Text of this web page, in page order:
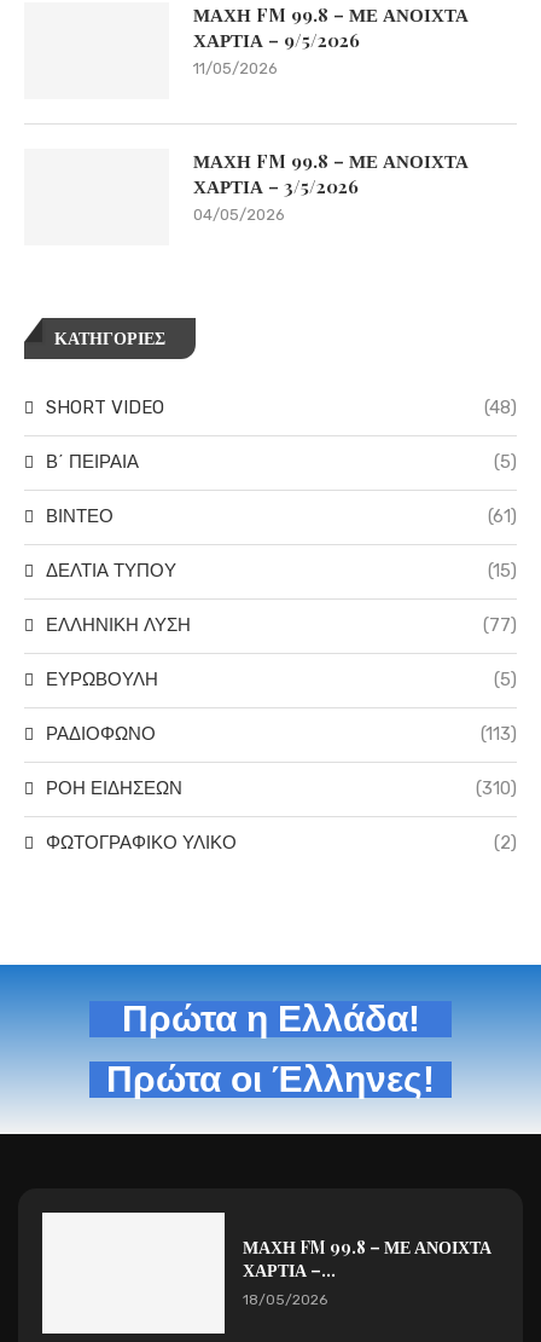
ΜΑΧΗ FM 99.8 – ΜΕ ΑΝΟΙΧΤΑ
ΧΑΡΤΙΑ – 9/5/2026
11/05/2026
ΜΑΧΗ FM 99.8 – ΜΕ ΑΝΟΙΧΤΑ
ΧΑΡΤΙΑ – 3/5/2026
04/05/2026
ΚΑΤΗΓΟΡΙΕΣ
SHORT VIDEO (48)
Β΄ ΠΕΙΡΑΙΑ (5)
ΒΙΝΤΕΟ (61)
ΔΕΛΤΙΑ ΤΥΠΟΥ (15)
ΕΛΛΗΝΙΚΗ ΛΥΣΗ (77)
ΕΥΡΩΒΟΥΛΗ (5)
ΡΑΔΙΟΦΩΝΟ (113)
ΡΟΗ ΕΙΔΗΣΕΩΝ (310)
ΦΩΤΟΓΡΑΦΙΚΟ ΥΛΙΚΟ (2)
Πρώτα η Ελλάδα!
Πρώτα οι Έλληνες!
ΜΑΧΗ FM 99.8 – ΜΕ ΑΝΟΙΧΤΑ
ΧΑΡΤΙΑ –...
18/05/2026